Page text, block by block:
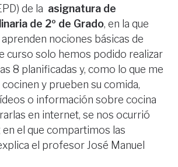
de la asignatura de
de 2º de Grado, en la que
nociones básicas de
curso solo hemos podido realizar
8 planificadas y, como lo que me
y prueben su comida,
o información sobre cocina
en internet, se nos ocurrió
el que compartimos las
el profesor José Manuel